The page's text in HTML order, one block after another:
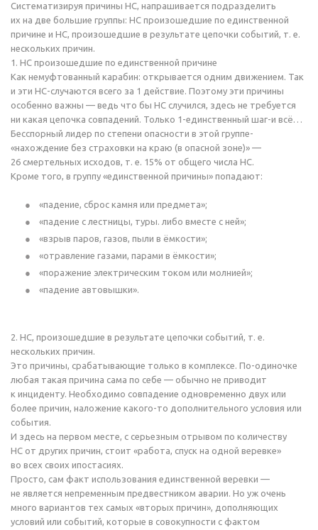
Систематизируя причины НС, напрашивается подразделить
их на две большие группы: НС произошедшие по единственной
причине и НС, произошедшие в результате цепочки событий, т. е.
нескольких причин.
1. НС произошедшие по единственной причине
Как немуфтованный карабин: открывается одним движением. Так
и эти НС-случаются всего за 1 действие. Поэтому эти причины
особенно важны — ведь что бы НС случился, здесь не требуется
ни какая цепочка совпадений. Только 1-единственный шаг-и всё…
Бесспорный лидер по степени опасности в этой группе-
«нахождение без страховки на краю (в опасной зоне)» —
26 смертельных исходов, т. е. 15% от общего числа НС.
Кроме того, в группу «единственной причины» попадают:
«падение, сброс камня или предмета»;
«падение с лестницы, туры. либо вместе с ней»;
«взрыв паров, газов, пыли в ёмкости»;
«отравление газами, парами в ёмкости»;
«поражение электрическим током или молнией»;
«падение автовышки».
2. НС, произошедшие в результате цепочки событий, т. е.
нескольких причин.
Это причины, срабатывающие только в комплексе. По-одиночке
любая такая причина сама по себе — обычно не приводит
к инциденту. Необходимо совпадение одновременно двух или
более причин, наложение какого-то дополнительного условия или
события.
И здесь на первом месте, с серьезным отрывом по количеству
НС от других причин, стоит «работа, спуск на одной веревке»
во всех своих ипостасиях.
Просто, сам факт использования единственной веревки —
не является непременным предвестником аварии. Но уж очень
много вариантов тех самых «вторых причин», дополняющих
условий или событий, которые в совокупности с фактом